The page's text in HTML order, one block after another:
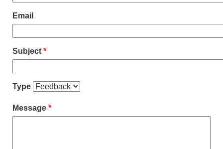
Email
Subject *
Type
Message *